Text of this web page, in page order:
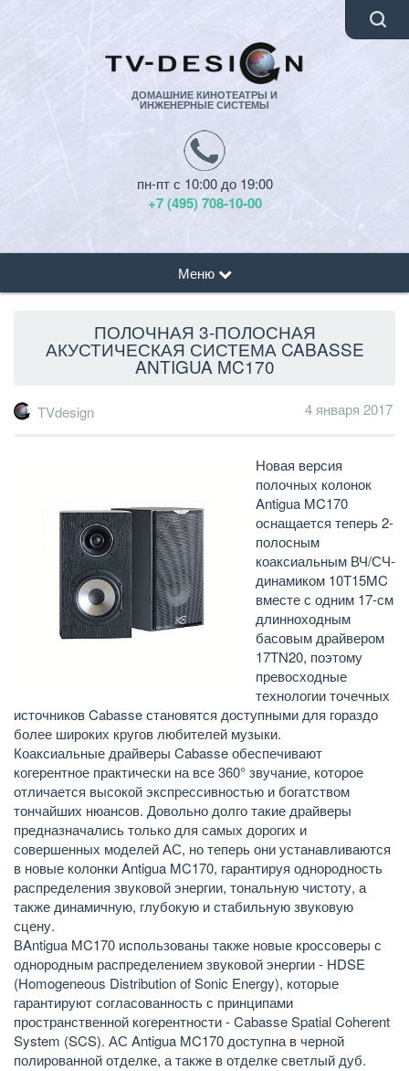
ДОМАШНИЕ КИНОТЕАТРЫ И
ИНЖЕНЕРНЫЕ СИСТЕМЫ
пн-пт с 10:00 до 19:00
+7 (495) 708-10-00
Меню
ПОЛОЧНАЯ 3-ПОЛОСНАЯ
АКУСТИЧЕСКАЯ СИСТЕМА CABASSE
ANTIGUA MC170
TVdesign 4 января 2017
Новая версия
полочных колонок
Antigua MC170
оснащается теперь 2-
полосным
коаксиальным ВЧ/СЧ-
динамиком 10T15MC
вместе с одним 17-см
длинноходным
басовым драйвером
17TN20, поэтому
превосходные
технологии точечных
источников Cabasse становятся доступными для гораздо
более широких кругов любителей музыки.
Коаксиальные драйверы Cabasse обеспечивают
когерентное практически на все 360° звучание, которое
отличается высокой экспрессивностью и богатством
тончайших нюансов. Довольно долго такие драйверы
предназначались только для самых дорогих и
совершенных моделей АС, но теперь они устанавливаются
в новые колонки Antigua MC170, гарантируя однородность
распределения звуковой энергии, тональную чистоту, а
также динамичную, глубокую и стабильную звуковую
сцену.
ВAntigua MC170 использованы также новые кроссоверы с
однородным распределением звуковой энергии - HDSE
(Homogeneous Distribution of Sonic Energy), которые
гарантируют согласованность с принципами
пространственной когерентности - Cabasse Spatial Coherent
System (SCS). АС Antigua MC170 доступна в черной
полированной отделке, а также в отделке светлый дуб.